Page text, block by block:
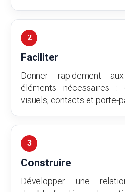
2
Faciliter
Donner rapidement
éléments nécessaires :
visuels, contacts et porte-
3
Construire
Développer une